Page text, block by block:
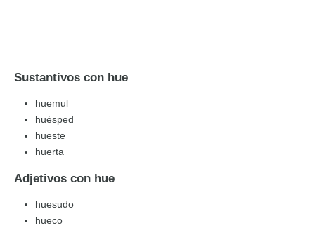
Sustantivos con hue
huemul
huésped
hueste
huerta
Adjetivos con hue
huesudo
hueco